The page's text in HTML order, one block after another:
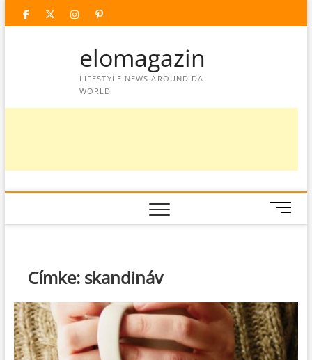
facebooktwitter
instagram
googleplus
pinterest
elomagazin
LIFESTYLE NEWS AROUND DA
WORLD
M
e
t
o
n
Címke: skandináv